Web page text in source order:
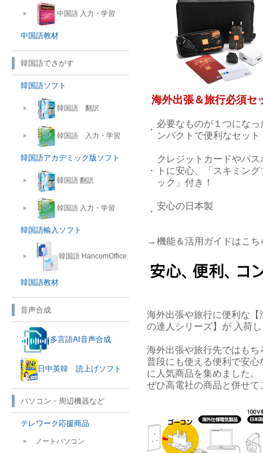
海外出張＆旅行必須セ
・
必要なものが１つになっ
ンパクトで便利なセット
・
クレジットカードやパス
トに安心、「スキミング
ック」付き！
・
安心の日本製
→ 機能＆活用ガイドはこち
海外出張や旅行に便利な
の達人シリーズ】が 入荷
海外出張や旅行先ではもち
普段にも使える便利で安
に人気商品を集めました。
ぜひ高電社の商品と併せて
中国語 入力・学習
中国語教材
韓国語でさがす
韓国語ソフト
韓国語 翻訳
韓国語 入力・学習
韓国語アカデミック版ソフト
韓国語 翻訳
韓国語 入力・学習
韓国語輸入ソフト
韓国語 HancomOffice
韓国語教材
音声合成
多言語AI音声合成
日中英韓 読上げソフト
パソコン・周辺機器など
テレワーク応援商品
ノートパソコン